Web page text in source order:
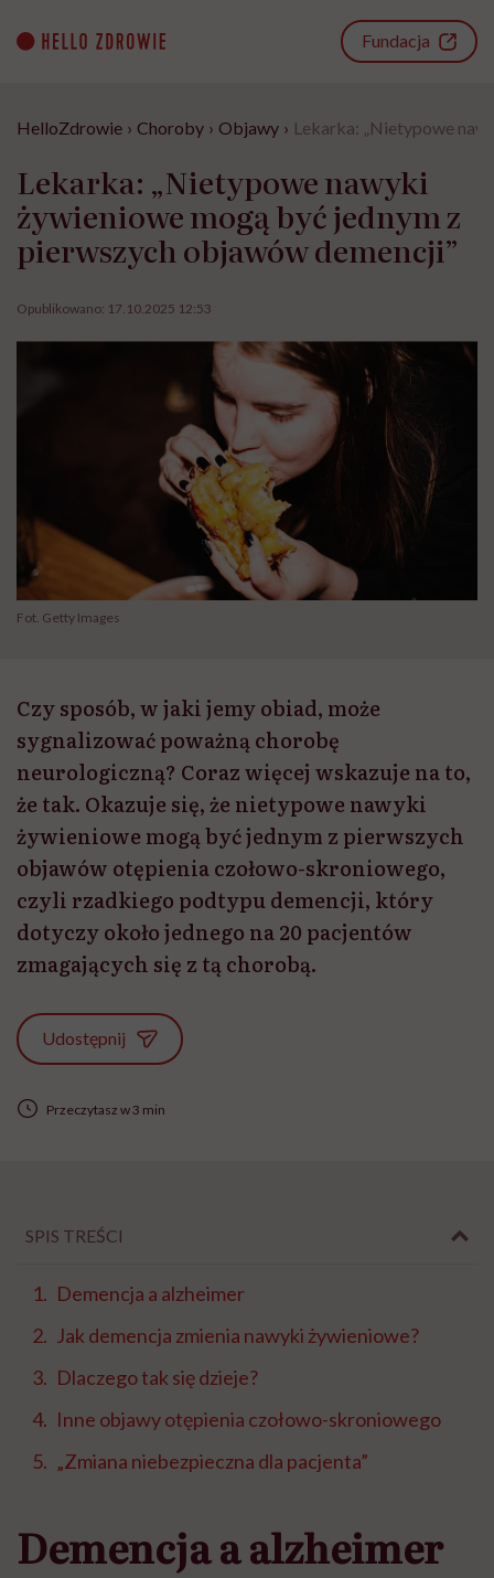
content
Fundacja
HelloZdrowie › Choroby › Objawy › Lekarka: „Nietypowe
Lekarka: „Nietypowe nawyki
żywieniowe mogą być jednym z
pierwszych objawów demencji”
Opublikowano: 17.10.2025 12:53
Fot. Getty Images
Czy sposób, w jaki jemy obiad, może
sygnalizować poważną chorobę
neurologiczną? Coraz więcej wskazuje na to,
że tak. Okazuje się, że nietypowe nawyki
żywieniowe mogą być jednym z pierwszych
objawów otępienia czołowo-skroniowego,
czyli rzadkiego podtypu demencji, który
dotyczy około jednego na 20 pacjentów
zmagających się z tą chorobą.
Udostępnij
Przeczytasz w 3 min
SPIS TREŚCI
Demencja a alzheimer
Jak demencja zmienia nawyki żywieniowe?
Dlaczego tak się dzieje?
Inne objawy otępienia czołowo-skroniowego
„Zmiana niebezpieczna dla pacjenta”
Demencja a alzheimer